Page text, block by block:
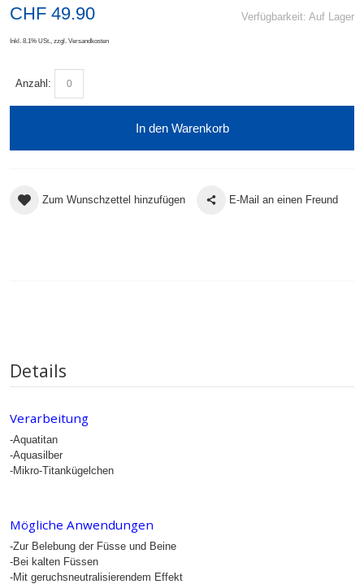
Verfügbarkeit: Auf Lager
CHF 49.90
Inkl. 8.1% USt. zzgl. Versandkosten
Anzahl:
In den Warenkorb
Zum Wunschzettel hinzufügen E-Mail an einen Freund
Details
Verarbeitung
-Aquatitan
-Aquasilber
-Mikro-Titankügelchen
Mögliche Anwendungen
-Zur Belebung der Füsse und Beine
-Bei kalten Füssen
-Mit geruchsneutralisierendem Effekt